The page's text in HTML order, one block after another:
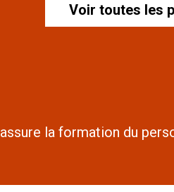
Voir toutes les
assure la formation du